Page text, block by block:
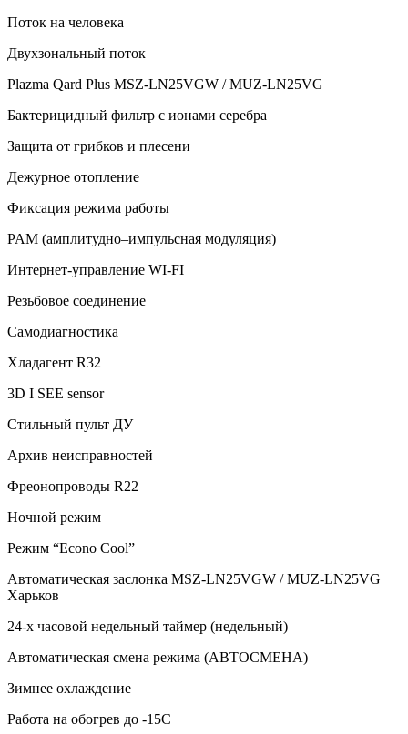
Поток на человека
Двухзональный поток
Plazma Qard Plus MSZ-LN25VGW / MUZ-LN25VG
Бактерицидный фильтр с ионами серебра
Защита от грибков и плесени
Дежурное отопление
Фиксация режима работы
PAM (амплитудно–импульсная модуляция)
Интернет-управление WI-FI
Резьбовое соединение
Самодиагностика
Хладагент R32
3D I SEE sensor
Стильный пульт ДУ
Архив неисправностей
Фреонопроводы R22
Ночной режим
Режим “Econo Cool”
Автоматическая заслонка MSZ-LN25VGW / MUZ-LN25VG
Харьков
24-х часовой недельный таймер (недельный)
Автоматическая смена режима (АВТОСМЕНА)
Зимнее охлаждение
Работа на обогрев до -15С